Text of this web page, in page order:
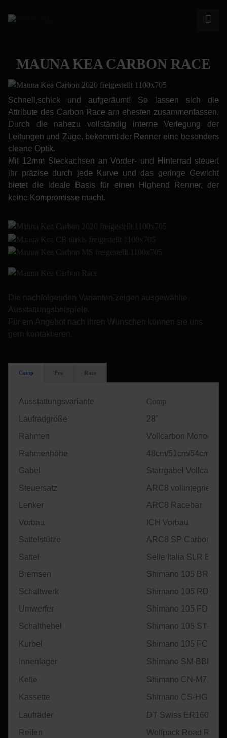
MAUNA KEA CARBON RACE
Schnell,schick und aufgeräumt! So lassen sich die
Attribute des Carbon Race am ehesten zusammenfassen.
Durch die nahezu vollständig interne Verlegung der
Leitungen und Züge, bekommt der Renner eine besonders
cleane Optik.
Mit 12mm Steckachsen an Vorder- und Hinterrad steuert
ihr präzise durch jede Kurve und das geringe Gewicht
bietet die ideale Basis für einen Highend Renner, der
keine Kompromisse macht.
Die nachfolgenden Varianten zeigen ausgewählte
Ausstattungsbeispiele.
Für ein Angebot nach ihren Wünschen können sie uns
gern kontaktieren.
Comp Pro Race
Ausstattungsvariante
Comp
Laufradgröße
28"
Rahmen
Vollcarbon
Rahmenhöhe
48cm/51cm/54cm/
Gabel
Starrgabel Vollcarbon
Steuersatz
ARC8 vollintegriert
Lenker
ARC8 Racebar
Vorbau
ICH Vorbau
Sattelstütze
ARC8 SP Carbon
Sattel
Selle Italia SLR
Bremsen
Shimano 105 BR-
Schaltwerk
Shimano 105 RD-
Umwerfer
Shimano 105 FD-
Schalthebel
Shimano 105 ST-
Kurbel Shimano 105 FC-
Innenlager Shimano SM-BBR60
Kette Shimano CN-M7100
Kassette Shimano CS-HG710
Laufräder DT Swiss ER1600
Reifen Wolfpack Road Race